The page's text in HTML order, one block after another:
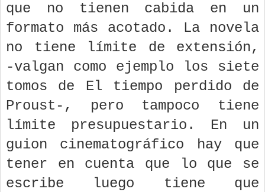
que no tienen cabida en un
formato más acotado. La novela
no tiene límite de extensión,
-valgan como ejemplo los siete
tomos de El tiempo perdido de
Proust-, pero tampoco tiene
límite presupuestario. En un
guion cinematográfico hay que
tener en cuenta que lo que se
escribe luego tiene que